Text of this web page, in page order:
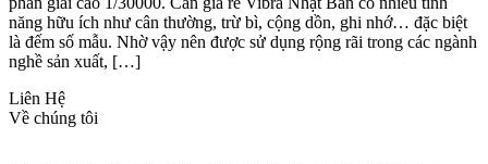
năng hữu ích như cân thường, trừ bì, cộng dồn, ghi nhớ… đặc biệt
là đếm số mẫu. Nhờ vậy nên được sử dụng rộng rãi trong các ngành
nghề sản xuất, […]
Liên Hệ
Về chúng tôi